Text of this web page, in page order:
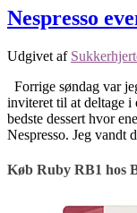
Nespresso
Udgivet af
Forrige søndag var
inviteret til at deltage i
bedste dessert hvor
Nespresso. Jeg
Køb Ruby RB1 hos